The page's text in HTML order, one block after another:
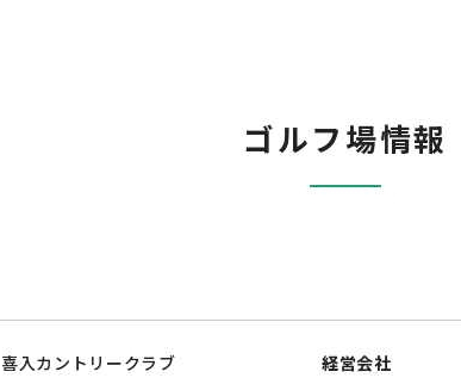
ゴルフ場情報
喜入カントリークラブ 経営会社